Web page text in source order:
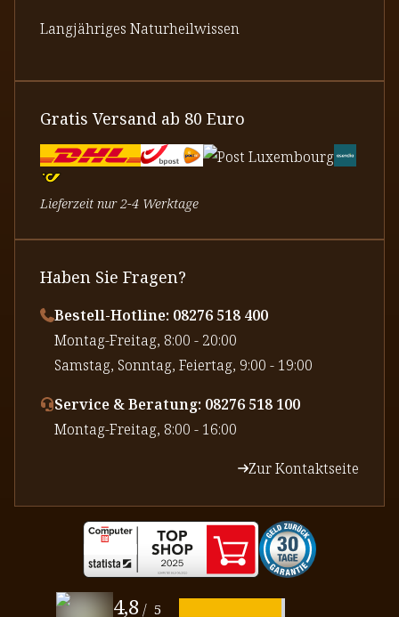
Langjähriges Naturheilwissen
Gratis Versand ab 80 Euro
Lieferzeit nur 2-4 Werktage
Haben Sie Fragen?
Bestell-Hotline: 08276 518 400
⁠Montag-Freitag, 8:00 - 20:00
⁠Samstag, Sonntag, Feiertag, 9:00 - 19:00
Service & Beratung: 08276 518 100
⁠Montag-Freitag, 8:00 - 16:00
Zur Kontaktseite
4,8/ 5